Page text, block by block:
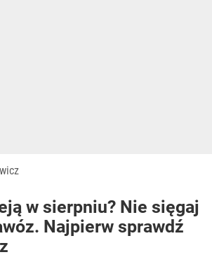
w sierpniu? Nie sięgaj
Najpierw sprawdź